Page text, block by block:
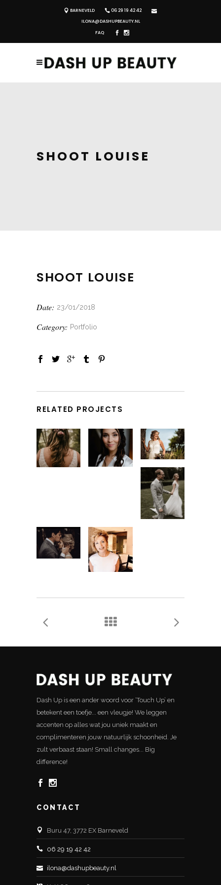
BARNEVELD
06 29 19 42 42
ILONA@DASHUPBEAUTY.NL
FAQ
SHOOT LOUISE
SHOOT LOUISE
Date: 23/01/2018
Category: Portfolio
RELATED PROJECTS
Dash Up is een ander woord voor ‘Touch Up’ en
betekent een toefje... een vleugje! We leggen
accenten op alles wat jou uniek maakt en
complimenteren jouw natuurlijk schoonheid. Je
zult verbaast staan! Small changes... Big
difference!
CONTACT
Buru 47, 3772 EX Barneveld
06 29 19 42 42
ilona@dashupbeauty.nl